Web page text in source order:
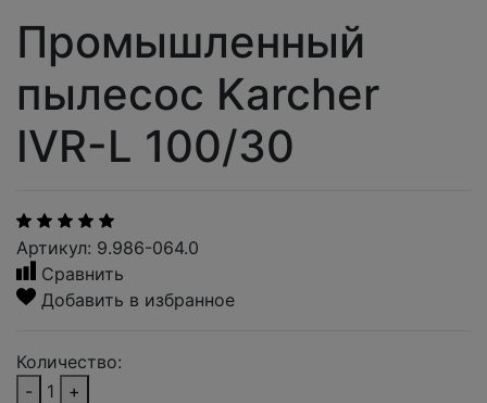
Промышленный
пылесос Karcher
IVR-L 100/30
Артикул: 9.986-064.0
Сравнить
Добавить в избранное
Количество:
-
1
+